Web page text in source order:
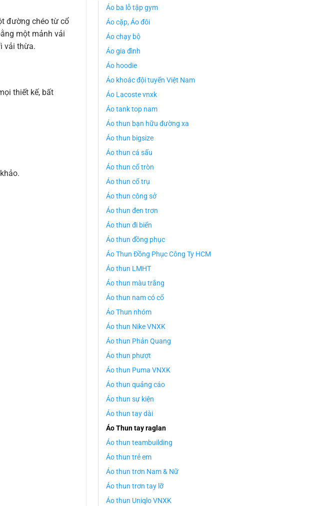
đường chéo từ cổ
một mảnh vải
vải thừa.
thiết kế, bất
Áo ba lỗ tập gym
Áo cặp, Áo đôi
Áo chạy bộ
Áo gia đình
Áo hoodie
Áo khoác đội tuyển Việt Nam
Áo Lacoste vnxk
Áo tank top nam
Áo thun bạn hữu đường xa
Áo thun bigsize
Áo thun cá sấu
Áo thun cổ tròn
Áo thun cổ trụ
Áo thun công sở
Áo thun đen trơn
Áo thun đi biển
Áo thun đồng phục
Áo Thun Đồng Phục Công Ty HCM
Áo thun LMHT
Áo thun màu trắng
Áo thun nam có cổ
Áo Thun nhóm
Áo thun Nike VNXK
Áo thun Phản Quang
Áo thun phượt
Áo thun Puma VNXK
Áo thun quảng cáo
Áo thun sự kiện
Áo thun tay dài
Áo Thun tay raglan
Áo thun teambuilding
Áo thun trẻ em
Áo thun trơn Nam & Nữ
Áo thun trơn tay lỡ
Áo thun Uniqlo VNXK